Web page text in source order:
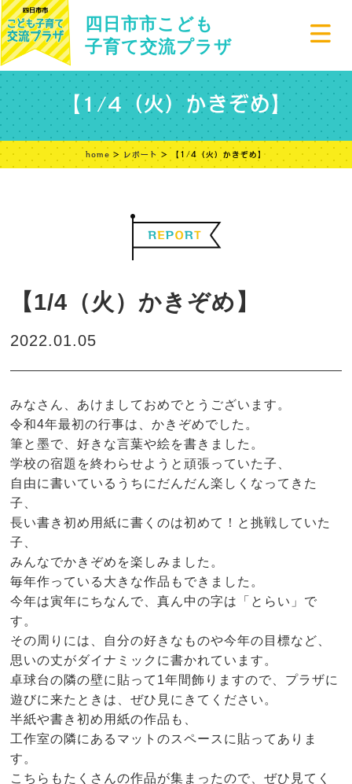
四日市市こども
子育て交流プラザ
【1/4（火）かきぞめ】
home > レポート > 【1/4（火）かきぞめ】
【1/4（火）かきぞめ】
2022.01.05
みなさん、あけましておめでとうございます。
令和4年最初の行事は、かきぞめでした。
筆と墨で、好きな言葉や絵を書きました。
学校の宿題を終わらせようと頑張っていた子、
自由に書いているうちにだんだん楽しくなってきた
子、
長い書き初め用紙に書くのは初めて！と挑戦していた
子、
みんなでかきぞめを楽しみました。
毎年作っている大きな作品もできました。
今年は寅年にちなんで、真ん中の字は「とらい」で
す。
その周りには、自分の好きなものや今年の目標など、
思いの丈がダイナミックに書かれています。
卓球台の隣の壁に貼って1年間飾りますので、プラザに
遊びに来たときは、ぜひ見にきてください。
半紙や書き初め用紙の作品も、
工作室の隣にあるマットのスペースに貼ってありま
す。
こちらもたくさんの作品が集まったので、ぜひ見てく